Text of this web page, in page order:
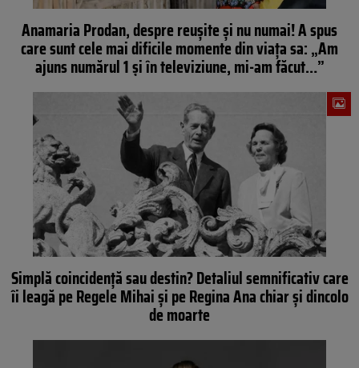
Anamaria Prodan, despre reuşite şi nu numai! A spus
care sunt cele mai dificile momente din viaţa sa: „Am
ajuns numărul 1 şi în televiziune, mi-am făcut…”
Simplă coincidenţă sau destin? Detaliul semnificativ care
îi leagă pe Regele Mihai şi pe Regina Ana chiar şi dincolo
de moarte